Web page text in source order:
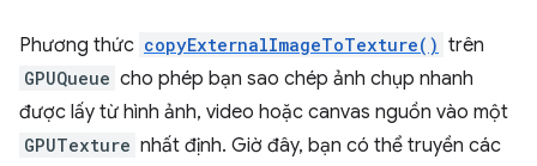
Phương thức copyExternalImageToTexture() trên
GPUQueue cho phép bạn sao chép ảnh chụp nhanh
được lấy từ hình ảnh, video hoặc canvas nguồn vào một
GPUTexture nhất định. Giờ đây, bạn có thể truyền các